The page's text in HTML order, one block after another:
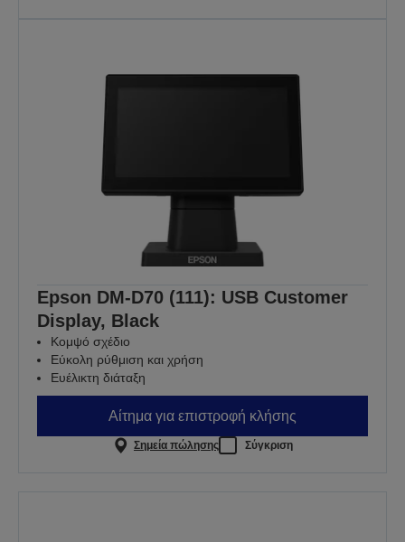
Epson DM-D70 (111): USB Customer
Display, Black
Κομψό σχέδιο
Εύκολη ρύθμιση και χρήση
Ευέλικτη διάταξη
Αίτημα για επιστροφή κλήσης
Σημεία πώλησης Σύγκριση